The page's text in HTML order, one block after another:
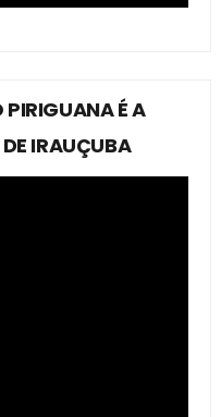
É A
IRAUÇUBA